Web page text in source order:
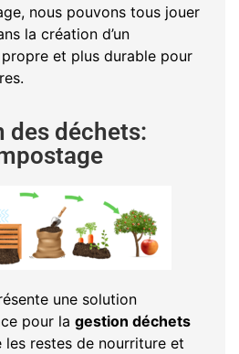
nous pouvons tous jouer
la création d’un
et plus durable pour
des déchets:
une solution
pour la gestion déchets
les restes de nourriture et